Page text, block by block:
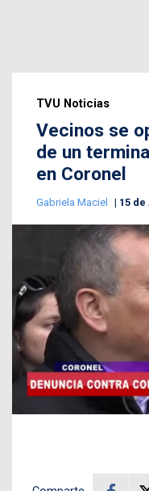
TVU Noticias
Vecinos se
de un
en Coronel
Gabriela Maciel 15 de